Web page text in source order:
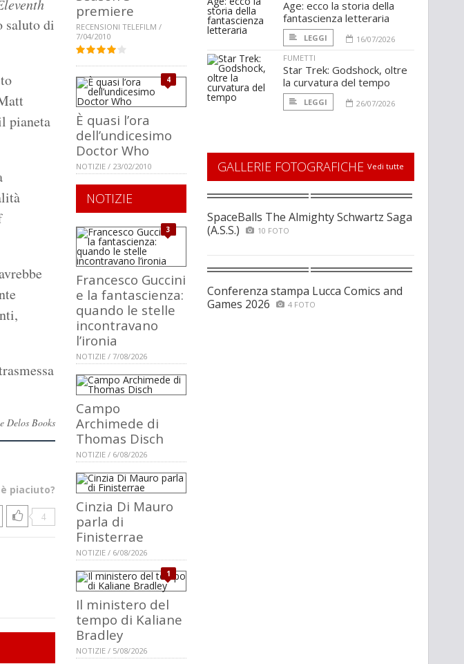
saluto di
pianeta
Delos Books
piaciuto?
4
premiere
RECENSIONI TELEFILM /
7/04/2010
4
È quasi l’ora
dell’undicesimo
Doctor Who
NOTIZIE / 23/02/2010
NOTIZIE
3
Francesco Guccini
e la fantascienza:
quando le stelle
incontravano
l’ironia
NOTIZIE / 7/08/2026
Campo
Archimede di
Thomas Disch
NOTIZIE / 6/08/2026
Cinzia Di Mauro
parla di
Finisterrae
NOTIZIE / 6/08/2026
1
Il ministero del
tempo di Kaliane
Bradley
NOTIZIE / 5/08/2026
Age: ecco la storia della
fantascienza letteraria
LEGGI
16/07/2026
FUMETTI
Star Trek: Godshock, oltre
la curvatura del tempo
LEGGI 26/07/2026
GALLERIE FOTOGRAFICHE Vedi tutte
SpaceBalls The Almighty Schwartz Saga
(A.S.S.)
10 FOTO
Conferenza stampa Lucca Comics and
Games 2026
4 FOTO